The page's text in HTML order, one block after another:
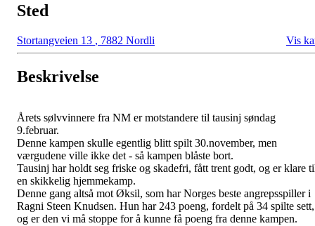
Sted
Stortangveien 13 , 7882 Nordli Vis
Beskrivelse
Årets sølvvinnere fra NM er motstandere til tausinj søndag
9.februar.
Denne kampen skulle egentlig blitt spilt 30.november, men
værgudene ville ikke det - så kampen blåste bort.
Tausinj har holdt seg friske og skadefri, fått trent godt, og er klare
en skikkelig hjemmekamp.
Denne gang altså mot Øksil, som har Norges beste angrepsspiller i
Ragni Steen Knudsen. Hun har 243 poeng, fordelt på 34 spilte sett,
og er den vi må stoppe for å kunne få poeng fra denne kampen.